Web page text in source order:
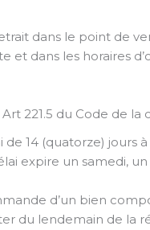
dans le point de
et dans les horaires
Art 221.5 du Code de
de 14 (quatorze) jours
expire un samedi,
d’un bien
du lendemain de la